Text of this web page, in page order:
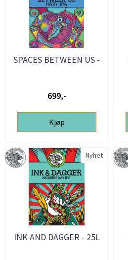
SPACES BETWEEN US -
699,-
Kjøp
Nyhet
INK AND DAGGER - 25L